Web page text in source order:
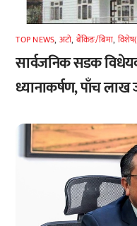
TOP NEWS, अटाे, बैंकिङ/बिमा,
सार्वजनिक सडक
ध्यानाकर्षण, पाँच लाख